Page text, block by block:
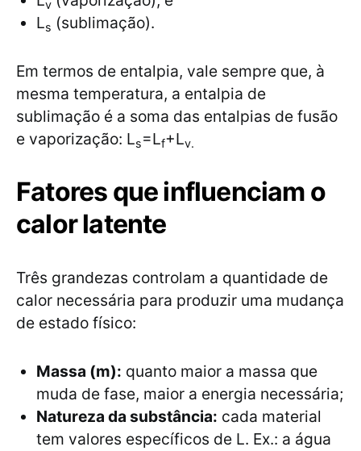
v
Ls (sublimação).
Em termos de entalpia, vale sempre que, à
mesma temperatura, a entalpia de
sublimação é a soma das entalpias de fusão
e vaporização: Ls=Lf+Lv.
Fatores que influenciam o
calor latente
Três grandezas controlam a quantidade de
calor necessária para produzir uma mudança
de estado físico:
Massa (m): quanto maior a massa que
muda de fase, maior a energia necessária;
Natureza da substância: cada material
tem valores específicos de L. Ex.: a água